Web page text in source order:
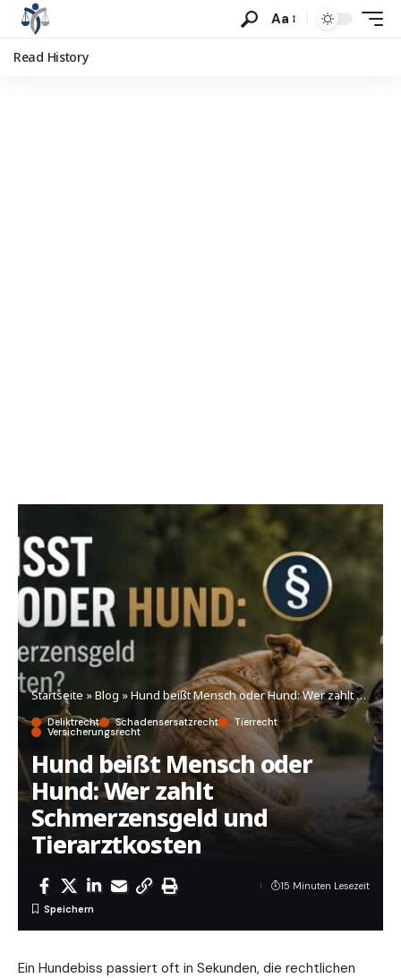
Aa
Read History
Startseite »Blog »Hund beißt Mensch oder Hund: Wer zahlt Schmerzensgeld und Tierarztkosten
Deliktrecht Schadensersatzrecht Tierrecht
Versicherungsrecht
Hund beißt Mensch oder
Hund: Wer zahlt
Schmerzensgeld und
Tierarztkosten
15 Minuten Lesezeit
Ein Hundebiss passiert oft in Sekunden, die rechtlichen